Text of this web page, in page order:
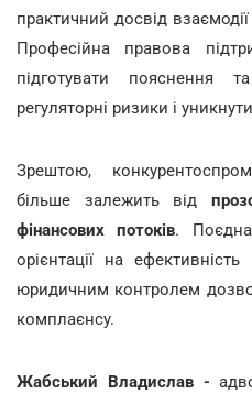
практичний досвід
Професійна правова
підготувати пояснення
регуляторні ризики і
Зрештою,
більше залежить від
фінансових потоків.
орієнтації на
юридичним контролем
комплаєнсу.
Жабський Владислав -